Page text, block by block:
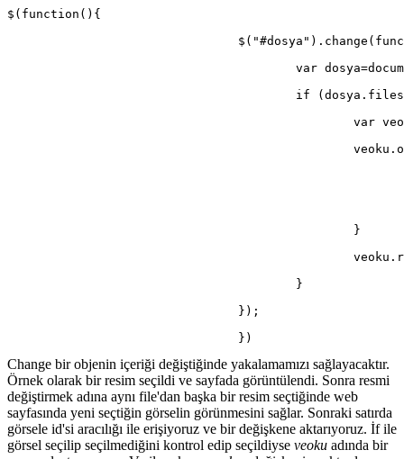
$(function(){
var
if
						}
					}
				});
				})
Change bir objenin içeriği değiştiğinde yakalamamızı sağlayacaktır.
Örnek olarak bir resim seçildi ve sayfada görüntülendi. Sonra resmi
değiştirmek adına aynı file'dan başka bir resim seçtiğinde web
sayfasında yeni seçtiğin görselin görünmesini sağlar. Sonraki satırda
görsele id'si aracılığı ile erişiyoruz ve bir değişkene aktarıyoruz. İf ile
görsel seçilip seçilmediğini kontrol edip seçildiyse veoku adında bir